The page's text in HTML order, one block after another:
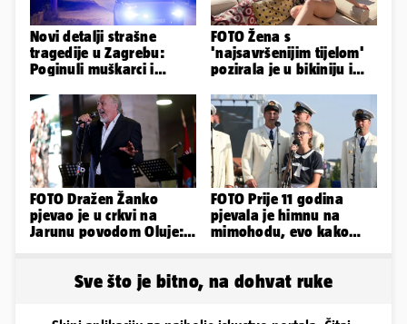
Novi detalji strašne
tragedije u Zagrebu:
Poginuli muškarci i
policiji
FOTO Žena s
'najsavršenijim tijelom'
pozirala je u bikiniju i
obline...
FOTO Dražen Žanko
pjevao je u crkvi na
Jarunu povodom Oluje:
FOTO Prije 11 godina
pjevala je himnu na
mimohodu, evo kako
Sve što je bitno, na dohvat ruke